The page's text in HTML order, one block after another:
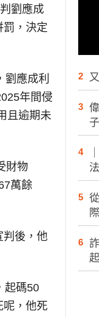
劉應成
罰，決定
應成利
年間侵
且逾期未
財物
萬餘
判後，他
起碼50
呢，他死
2
3
4
法
5
6